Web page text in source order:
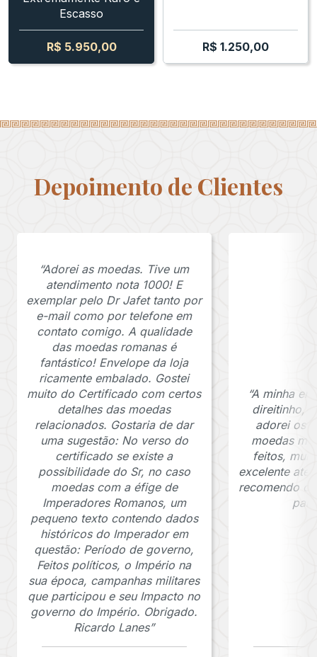
Escasso
R$ 5.950,00 R$ 1.250,00
Depoimento de Clientes
“Adorei as moedas. Tive um
atendimento nota 1000! E
exemplar pelo Dr Jafet tanto por
e-mail como por telefone em
contato comigo. A qualidade
das moedas romanas é
fantástico! Envelope da loja
ricamente embalado. Gostei
muito do Certificado com certos
detalhes das moedas
relacionados. Gostaria de dar
uma sugestão: No verso do
certificado se existe a
possibilidade do Sr, no caso
moedas com a éfige de
Imperadores Romanos, um
pequeno texto contendo dados
históricos do Imperador em
questão: Período de governo,
Feitos políticos, o Império na
sua época, campanhas militares
que participou e seu Impacto no
governo do Império. Obrigado.
Ricardo Lanes”
“A minha
direitinho,
adorei os
moedas
feitos,
excelente
recomendo o